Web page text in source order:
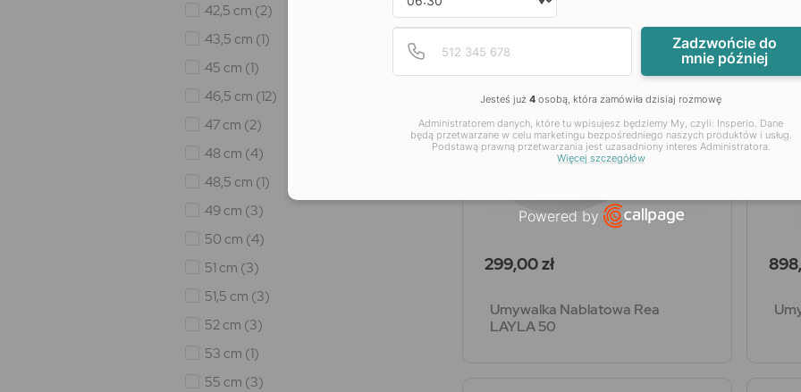
42,5 cm (2)
43,5 cm (1)
45 cm (1)
46,5 cm (12)
47 cm (2)
48 cm (4)
48,5 cm (1)
49 cm (3)
50 cm (4)
51 cm (3)
51,5 cm (3)
52 cm (3)
53 cm (1)
55 cm (3)
Cena
299,00 zł
Umywalka Nablatowa Rea
LAYLA 50
Numer telefonu
Podaj poprawny numer
Zadzwońcie do
mnie później
Jesteś już 4 osobą, która zamówiła dzisiaj rozmowę
Administratorem danych, które tu wpisujesz będziemy My, czyli: Insperio. Dane
będą przetwarzane w celu marketingu bezpośredniego naszych produktów i usług.
Podstawą prawną przetwarzania jest uzasadniony interes Administratora.
Więcej szczegółów
Powered by